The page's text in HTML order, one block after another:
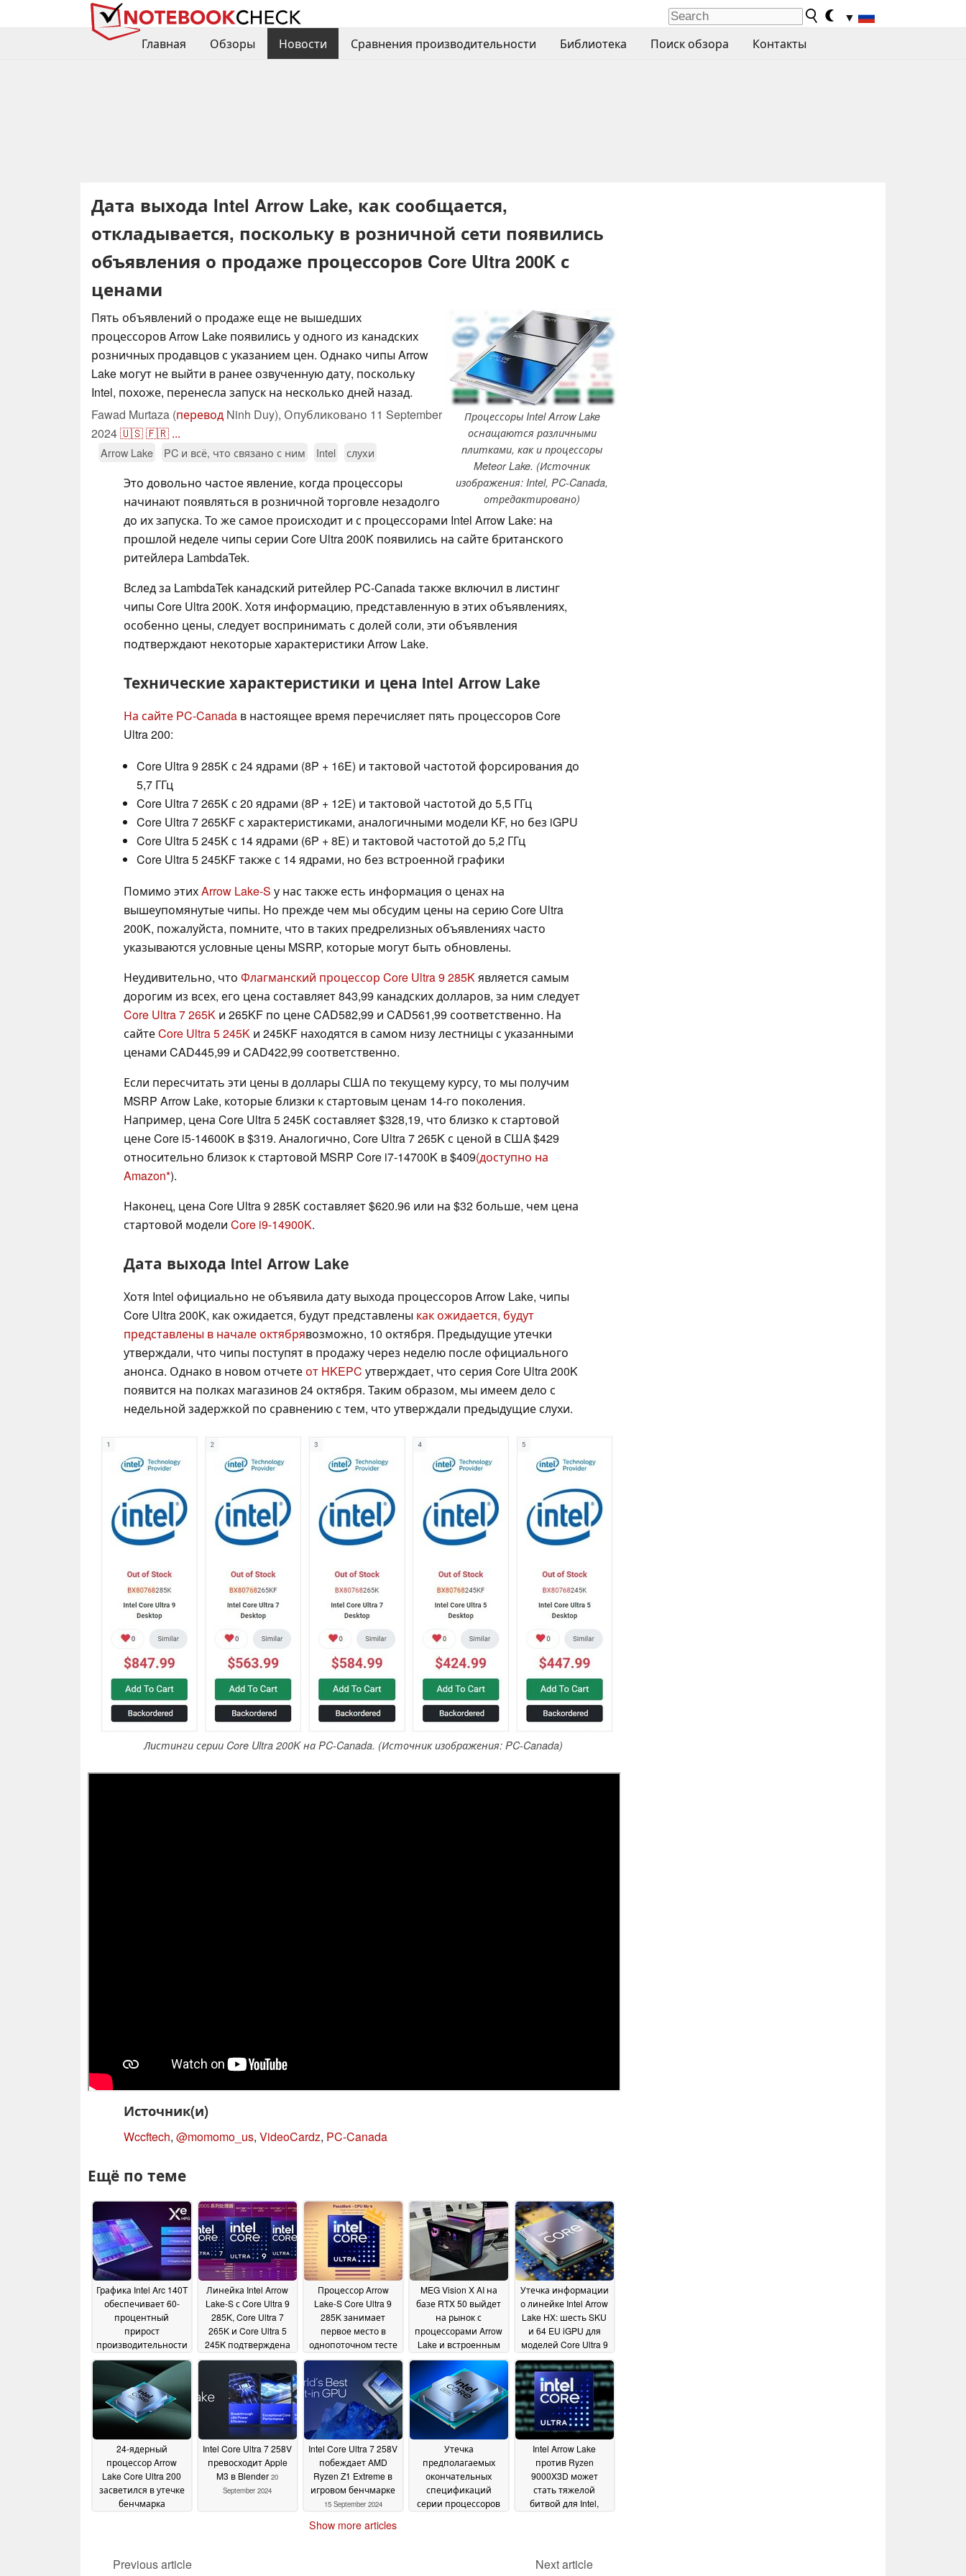
▼
Главная
Обзоры Новости Сравнения производительности Библиотека Поиск обзора Контакты
Дата выхода Intel Arrow Lake, как сообщается,
откладывается, поскольку в розничной сети появились
объявления о продаже процессоров Core Ultra 200K с
ценами
Процессоры Intel Arrow Lake
оснащаются различными
плитками, как и процессоры
Meteor Lake. (Источник
изображения: Intel, PC-Canada,
отредактировано)
Пять объявлений о продаже еще не вышедших
процессоров Arrow Lake появились у одного из канадских
розничных продавцов с указанием цен. Однако чипы Arrow
Lake могут не выйти в ранее озвученную дату, поскольку
Intel, похоже, перенесла запуск на несколько дней назад.
Fawad Murtaza (перевод Ninh Duy), Опубликовано 11 September
2024🇺🇸🇫🇷 ...
Arrow Lake PC и всё, что связано с ним Intel слухи
Это довольно частое явление, когда процессоры
начинают появляться в розничной торговле незадолго
до их запуска. То же самое происходит и с процессорами Intel Arrow Lake: на
прошлой неделе чипы серии Core Ultra 200K появились на сайте британского
ритейлера LambdaTek.
Вслед за LambdaTek канадский ритейлер PC-Canada также включил в листинг
чипы Core Ultra 200K. Хотя информацию, представленную в этих объявлениях,
особенно цены, следует воспринимать с долей соли, эти объявления
подтверждают некоторые характеристики Arrow Lake.
Технические характеристики и цена Intel Arrow Lake
На сайте PC-Canada в настоящее время перечисляет пять процессоров Core
Ultra 200:
Core Ultra 9 285K с 24 ядрами (8P + 16E) и тактовой частотой форсирования до
5,7 ГГц
Core Ultra 7 265K с 20 ядрами (8P + 12E) и тактовой частотой до 5,5 ГГц
Core Ultra 7 265KF с характеристиками, аналогичными модели KF, но без iGPU
Core Ultra 5 245K с 14 ядрами (6P + 8E) и тактовой частотой до 5,2 ГГц
Core Ultra 5 245KF также с 14 ядрами, но без встроенной графики
Помимо этихArrow Lake-S у нас также есть информация о ценах на
вышеупомянутые чипы. Но прежде чем мы обсудим цены на серию Core Ultra
200K, пожалуйста, помните, что в таких предрелизных объявлениях часто
указываются условные цены MSRP, которые могут быть обновлены.
Неудивительно, что Флагманский процессор Core Ultra 9 285Kявляется самым
дорогим из всех, его цена составляет 843,99 канадских долларов, за ним следует
Core Ultra 7 265K и 265KF по цене CAD582,99 и CAD561,99 соответственно. На
сайтеCore Ultra 5 245K и 245KF находятся в самом низу лестницы с указанными
ценами CAD445,99 и CAD422,99 соответственно.
Если пересчитать эти цены в доллары США по текущему курсу, то мы получим
MSRP Arrow Lake, которые близки к стартовым ценам 14-го поколения.
Например, цена Core Ultra 5 245K составляет $328,19, что близко к стартовой
цене Core i5-14600K в $319. Аналогично, Core Ultra 7 265K с ценой в США $429
относительно близок к стартовой MSRP Core i7-14700K в $409(доступно на
Amazon ).
Наконец, цена Core Ultra 9 285K составляет $620.96 или на $32 больше, чем цена
стартовой модели Core i9-14900K.
Дата выхода Intel Arrow Lake
Хотя Intel официально не объявила дату выхода процессоров Arrow Lake, чипы
Core Ultra 200K, как ожидается, будут представлены как ожидается, будут
представлены в начале октябрявозможно, 10 октября. Предыдущие утечки
утверждали, что чипы поступят в продажу через неделю после официального
анонса. Однако в новом отчетеот HKEPC утверждает, что серия Core Ultra 200K
появится на полках магазинов 24 октября. Таким образом, мы имеем дело с
недельной задержкой по сравнению с тем, что утверждали предыдущие слухи.
Листинги серии Core Ultra 200K на PC-Canada. (Источник изображения: PC-Canada)
Источник(и)
Wccftech, @momomo_us, VideoCardz, PC-Canada
Ещё по теме
Графика Intel Arc 140T
обеспечивает 60-
процентный
прирост
производительности
по сравнению с
вариантом Lunar
Lake 22 October 2024
Линейка Intel Arrow
Lake-S с Core Ultra 9
285K, Core Ultra 7
265K и Core Ultra 5
245K подтверждена
в преддверии
запуска09 October 2024
Процессор Arrow
Lake-S Core Ultra 9
285K занимает
первое место в
однопоточном тесте
производительности
07 October 2024
MEG Vision X AI на
базе RTX 50 выйдет
на рынок с
процессорами Arrow
Lake и встроенным
дисплеем в 2025
году29 September 2024
Утечка информации
о линейке Intel Arrow
Lake HX: шесть SKU
и 64 EU iGPU для
моделей Core Ultra 9
и Core Ultra 721
September 2024
24-ядерный
процессор Arrow
Lake Core Ultra 200
засветился в утечке
бенчмарка
Intel Core Ultra 7 258V
превосходит Apple
M3 в Blender 20
September 2024
Intel Core Ultra 7 258V
побеждает AMD
Ryzen Z1 Extreme в
игровом бенчмарке
15 September 2024
Утечка
предполагаемых
окончательных
спецификаций
серии процессоров
Intel Arrow Lake
против Ryzen
9000X3D может
стать тяжелой
битвой для Intel,
просочилось в сеть
09 September 2024
Show more articles
Previous article
Next article